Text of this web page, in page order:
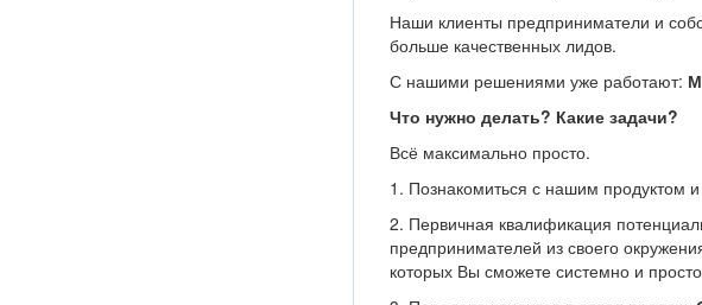
Наши клиенты предприниматели и
больше качественных лидов.
С нашими решениями уже работают:
Что нужно делать? Какие задачи?
Всё максимально просто.
1. Познакомиться с нашим продуктом
2. Первичная квалификация
предпринимателей из своего
которых Вы сможете системно и